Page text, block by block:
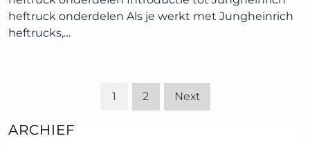
heftruck onderdelen Als je werkt met Jungheinrich
heftrucks,…
1 2 Next
ARCHIEF